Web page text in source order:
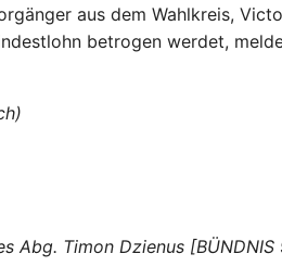
aus dem Wahlkreis,
betrogen werdet,
Abg. Timon Dzienus [BÜNDNIS